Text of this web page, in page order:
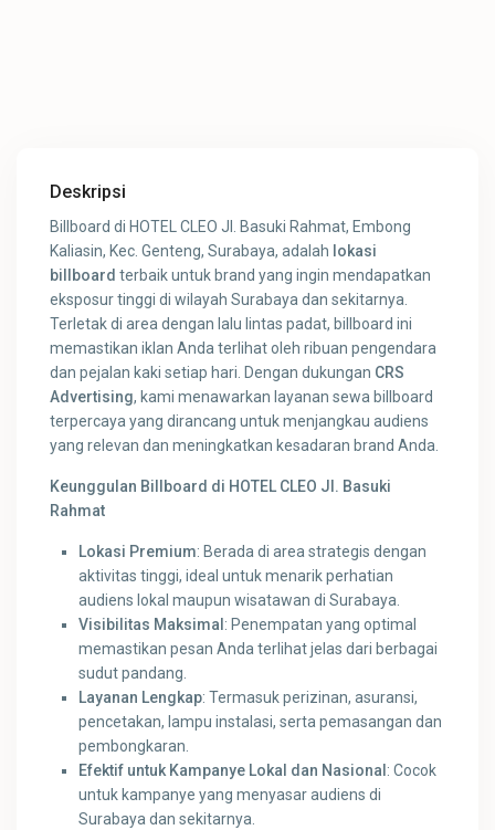
Deskripsi
Billboard di HOTEL CLEO Jl. Basuki Rahmat, Embong
Kaliasin, Kec. Genteng, Surabaya, adalah lokasi
billboard terbaik untuk brand yang ingin mendapatkan
eksposur tinggi di wilayah Surabaya dan sekitarnya.
Terletak di area dengan lalu lintas padat, billboard ini
memastikan iklan Anda terlihat oleh ribuan pengendara
dan pejalan kaki setiap hari. Dengan dukungan CRS
Advertising, kami menawarkan layanan sewa billboard
terpercaya yang dirancang untuk menjangkau audiens
yang relevan dan meningkatkan kesadaran brand Anda.
Keunggulan Billboard di HOTEL CLEO Jl. Basuki
Rahmat
Lokasi Premium: Berada di area strategis dengan
aktivitas tinggi, ideal untuk menarik perhatian
audiens lokal maupun wisatawan di Surabaya.
Visibilitas Maksimal : Penempatan yang optimal
memastikan pesan Anda terlihat jelas dari berbagai
sudut pandang.
Layanan Lengkap: Termasuk perizinan, asuransi,
pencetakan, lampu instalasi, serta pemasangan dan
pembongkaran.
Efektif untuk Kampanye Lokal dan Nasional : Cocok
untuk kampanye yang menyasar audiens di
Surabaya dan sekitarnya.